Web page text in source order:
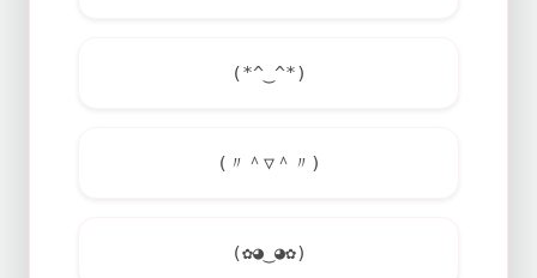
(*^‿^*)
(〃＾▽＾〃)
(✿◕‿◕✿)